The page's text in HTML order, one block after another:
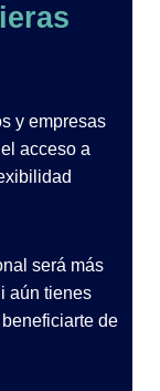
y empresas
acceso a
será más
aún tienes
de